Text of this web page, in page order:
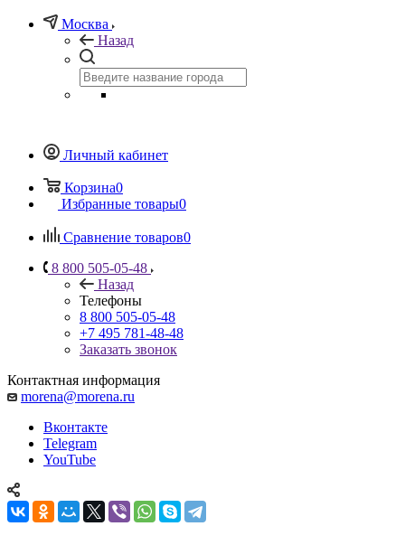
Москва
Назад
Личный кабинет
Корзина0
Избранные товары0
Сравнение товаров0
8 800 505-05-48
Назад
Телефоны
8 800 505-05-48
+7 495 781-48-48
Заказать звонок
Контактная информация
morena@morena.ru
Вконтакте
Telegram
YouTube